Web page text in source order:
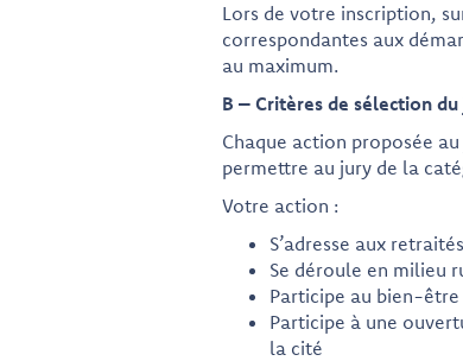
Lors de votre inscription,
correspondantes aux
au maximum.
B – Critères de sélection
Chaque action proposée
permettre au jury de la
Votre action :
S’adresse aux
Se déroule en milieu
Participe au bien-être
Participe à une
la cité